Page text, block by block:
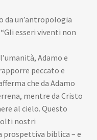
da un’antropologia
esseri viventi non
Adamo e
peccato e
che da Adamo
mentre da Cristo
al cielo. Questo
nostri
prospettiva biblica – e